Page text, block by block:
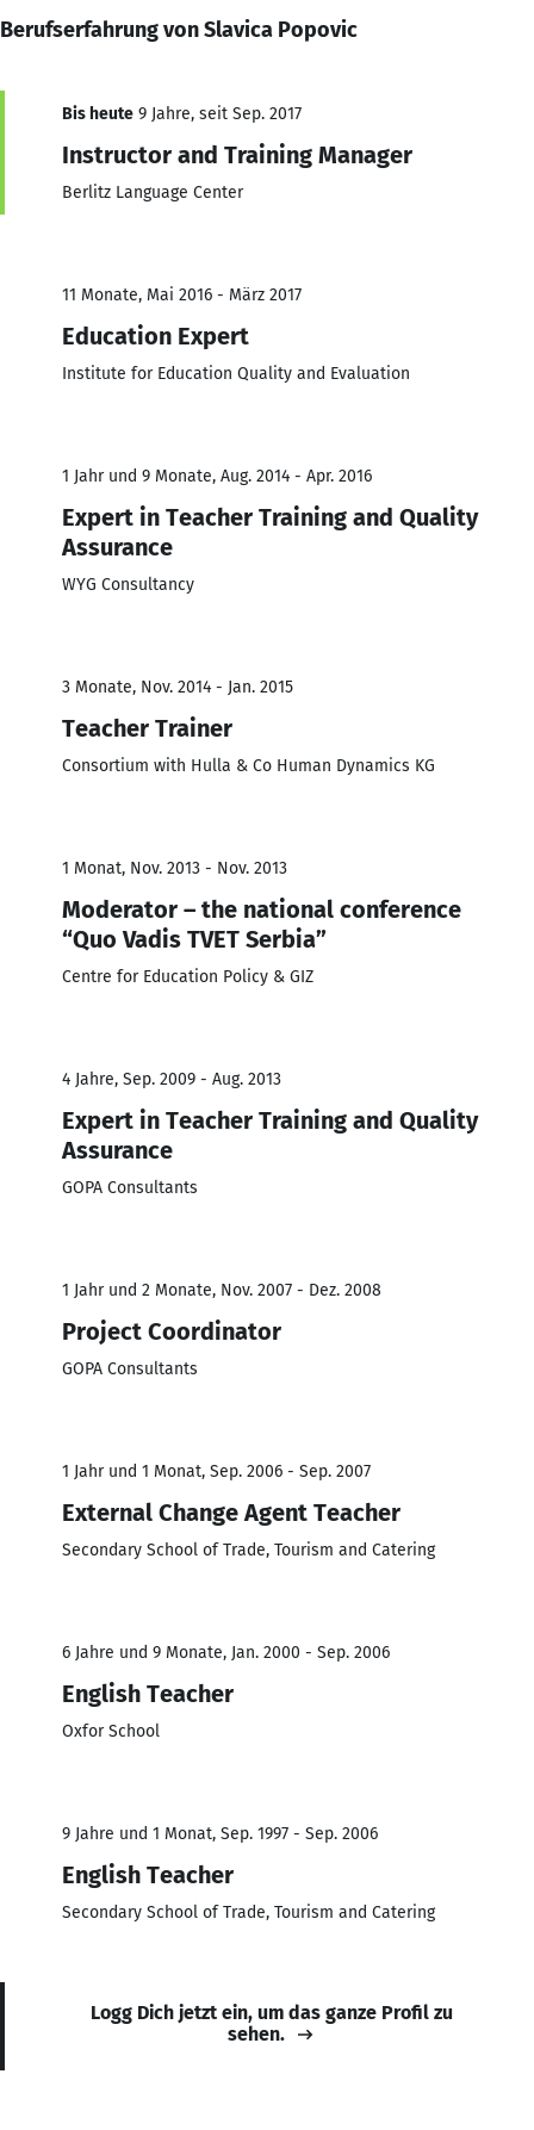
Berufserfahrung von Slavica Popovic
Bis heute 9 Jahre, seit Sep. 2017
Instructor and Training Manager
Berlitz Language Center
11 Monate, Mai 2016 - März 2017
Education Expert
Institute for Education Quality and Evaluation
1 Jahr und 9 Monate, Aug. 2014 - Apr. 2016
Expert in Teacher Training and Quality
Assurance
WYG Consultancy
3 Monate, Nov. 2014 - Jan. 2015
Teacher Trainer
Consortium with Hulla & Co Human Dynamics KG
1 Monat, Nov. 2013 - Nov. 2013
Moderator – the national conference
“Quo Vadis TVET Serbia”
Centre for Education Policy & GIZ
4 Jahre, Sep. 2009 - Aug. 2013
Expert in Teacher Training and Quality
Assurance
GOPA Consultants
1 Jahr und 2 Monate, Nov. 2007 - Dez. 2008
Project Coordinator
GOPA Consultants
1 Jahr und 1 Monat, Sep. 2006 - Sep. 2007
External Change Agent Teacher
Secondary School of Trade, Tourism and Catering
6 Jahre und 9 Monate, Jan. 2000 - Sep. 2006
English Teacher
Oxfor School
9 Jahre und 1 Monat, Sep. 1997 - Sep. 2006
English Teacher
Secondary School of Trade, Tourism and Catering
Logg Dich jetzt ein, um das ganze Profil zu
sehen.